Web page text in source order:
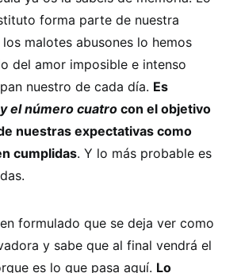
forma parte de nuestra
malotes abusones lo hemos
del amor imposible e intenso
nuestro de cada día. Es
el número cuatro con el objetivo
nuestras expectativas como
cumplidas. Y lo más probable es
formulado que se deja ver como
y sabe que al final vendrá el
es lo que pasa aquí. Lo